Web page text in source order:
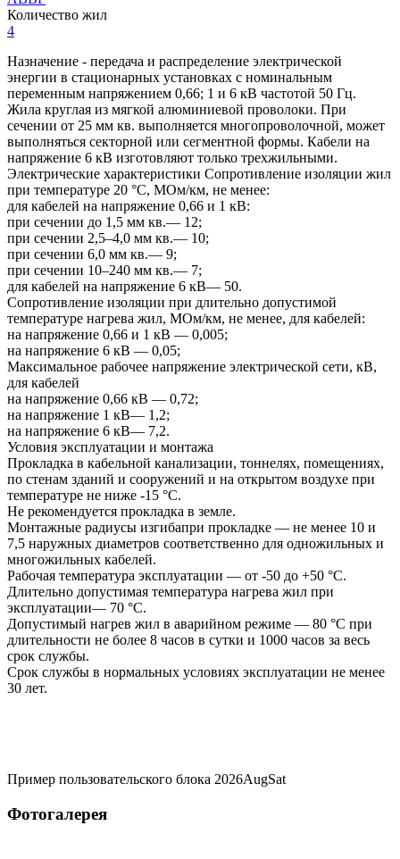
Количество жил
4
Назначение - передача и распределение электрической
энергии в стационарных установках с номинальным
переменным напряжением 0,66; 1 и 6 кВ частотой 50 Гц.
Жила круглая из мягкой алюминиевой проволоки. При
сечении от 25 мм кв. выполняется многопроволочной, может
выполняться секторной или сегментной формы. Кабели на
напряжение 6 кВ изготовляют только трехжильными.
Электрические характеристики Сопротивление изоляции жил
при температуре 20 °С, МОм/км, не менее:
для кабелей на напряжение 0,66 и 1 кВ:
при сечении до 1,5 мм кв.— 12;
при сечении 2,5–4,0 мм кв.— 10;
при сечении 6,0 мм кв.— 9;
при сечении 10–240 мм кв.— 7;
для кабелей на напряжение 6 кВ— 50.
Сопротивление изоляции при длительно допустимой
температуре нагрева жил, МОм/км, не менее, для кабелей:
на напряжение 0,66 и 1 кВ — 0,005;
на напряжение 6 кВ — 0,05;
Максимальное рабочее напряжение электрической сети, кВ,
для кабелей
на напряжение 0,66 кВ — 0,72;
на напряжение 1 кВ— 1,2;
на напряжение 6 кВ— 7,2.
Условия эксплуатации и монтажа
Прокладка в кабельной канализации, тоннелях, помещениях,
по стенам зданий и сооружений и на открытом воздухе при
температуре не ниже -15 °С.
Не рекомендуется прокладка в земле.
Монтажные радиусы изгибапри прокладке — не менее 10 и
7,5 наружных диаметров соответственно для одножильных и
многожильных кабелей.
Рабочая температура эксплуатации — от -50 до +50 °С.
Длительно допустимая температура нагрева жил при
эксплуатации— 70 °С.
Допустимый нагрев жил в аварийном режиме — 80 °С при
длительности не более 8 часов в сутки и 1000 часов за весь
срок службы.
Срок службы в нормальных условиях эксплуатации не менее
30 лет.
Пример пользовательского блока 2026AugSat
Фотогалерея